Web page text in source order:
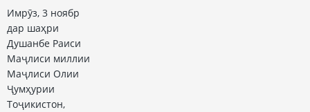
Имрӯз, 3 ноябр
дар шаҳри
Душанбе Раиси
Маҷлиси миллии
Маҷлиси Олии
Ҷумҳурии
Тоҷикистон,